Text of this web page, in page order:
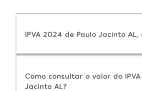
IPVA 2024 de Paulo Jacinto AL,
Como consultar o valor do
Jacinto AL?